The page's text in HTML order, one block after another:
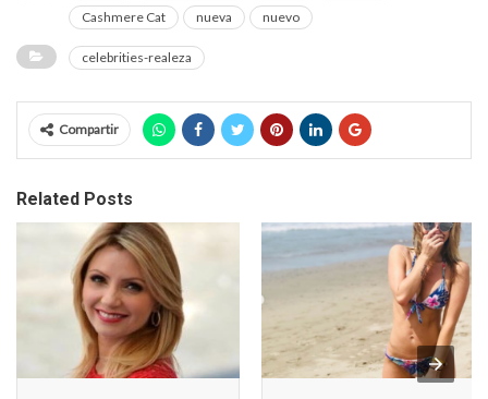
Cashmere Cat
nueva nuevo
celebrities-realeza
Compartir
Related Posts